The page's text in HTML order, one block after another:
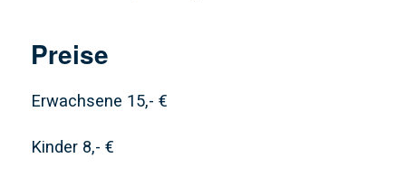
Preise
Erwachsene 15,- €
Kinder 8,- €